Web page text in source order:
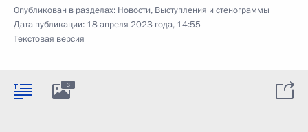
Опубликован в разделах: Новости, Выступления и стенограммы
Дата публикации: 18 апреля 2023 года, 14:55
Текстовая версия
3